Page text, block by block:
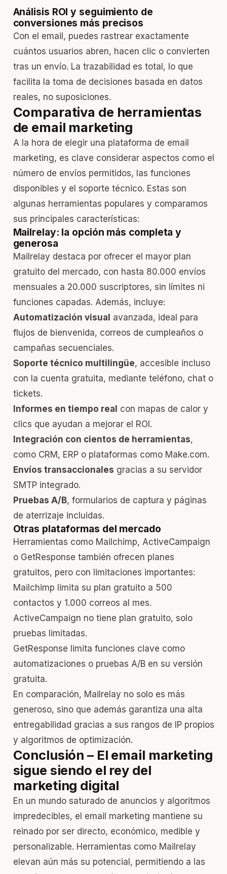
Análisis ROI y seguimiento de
conversiones más precisos
Con el email, puedes rastrear exactamente
cuántos usuarios abren, hacen clic o convierten
tras un envío. La trazabilidad es total, lo que
facilita la toma de decisiones basada en datos
reales, no suposiciones.
Comparativa de herramientas
de email marketing
A la hora de elegir una plataforma de email
marketing, es clave considerar aspectos como el
número de envíos permitidos, las funciones
disponibles y el soporte técnico. Estas son
algunas herramientas populares y comparamos
sus principales características:
Mailrelay: la opción más completa y
generosa
Mailrelay destaca por ofrecer el mayor plan
gratuito del mercado, con hasta 80.000 envíos
mensuales a 20.000 suscriptores, sin límites ni
funciones capadas. Además, incluye:
Automatización visual avanzada, ideal para
flujos de bienvenida, correos de cumpleaños o
campañas secuenciales.
Soporte técnico multilingüe, accesible incluso
con la cuenta gratuita, mediante teléfono, chat o
tickets.
Informes en tiempo real con mapas de calor y
clics que ayudan a mejorar el ROI.
Integración con cientos de herramientas,
como CRM, ERP o plataformas como Make.com.
Envíos transaccionales gracias a su servidor
SMTP integrado.
Pruebas A/B, formularios de captura y páginas
de aterrizaje incluidas.
Otras plataformas del mercado
Herramientas como Mailchimp, ActiveCampaign
o GetResponse también ofrecen planes
gratuitos, pero con limitaciones importantes:
Mailchimp limita su plan gratuito a 500
contactos y 1.000 correos al mes.
ActiveCampaign no tiene plan gratuito, solo
pruebas limitadas.
GetResponse limita funciones clave como
automatizaciones o pruebas A/B en su versión
gratuita.
En comparación, Mailrelay no solo es más
generoso, sino que además garantiza una alta
entregabilidad gracias a sus rangos de IP propios
y algoritmos de optimización.
Conclusión – El email marketing
sigue siendo el rey del
marketing digital
En un mundo saturado de anuncios y algoritmos
impredecibles, el email marketing mantiene su
reinado por ser directo, económico, medible y
personalizable. Herramientas como Mailrelay
elevan aún más su potencial, permitiendo a las